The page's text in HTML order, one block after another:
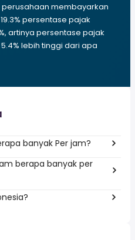
membayarkan
persentase pajak
artinya persentase pajak
lebih tinggi dari apa
banyak Per jam?
berapa banyak per